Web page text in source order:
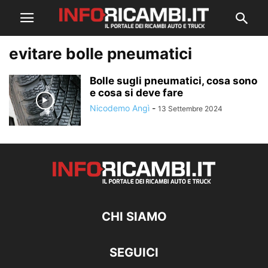
evitare bolle pneumatici
Bolle sugli pneumatici, cosa sono
e cosa si deve fare
Nicodemo Angì - 13 Settembre 2024
CHI SIAMO
SEGUICI